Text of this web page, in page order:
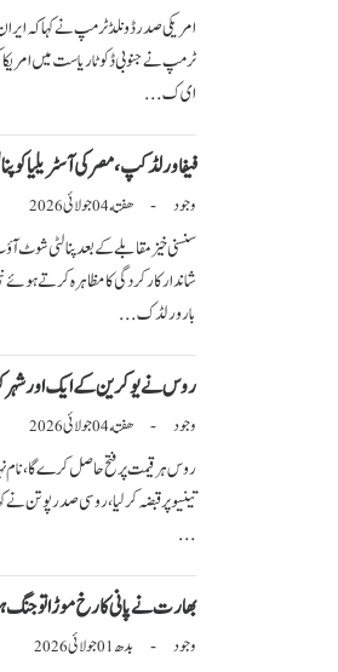
امریکی صدر ڈونلڈ ٹرمپ نے کہا کہ
ای ک...
فیفا ورلڈ کپ،مصر کی آسٹریلیا کو
وجود - هفته04جولائی2026
بار ورلڈ ک...
روس نے یوکرین کے ایک اور شہر
وجود - هفته04جولائی2026
روس ہر قیمت پر فتح حاصل کرے گا،
تینیو پر قبضہ کر لیا، روسی صدر پوتن
...
بھارت نے پانی کا رخ موڑا تو
وجود - بدھ01جولائی2026